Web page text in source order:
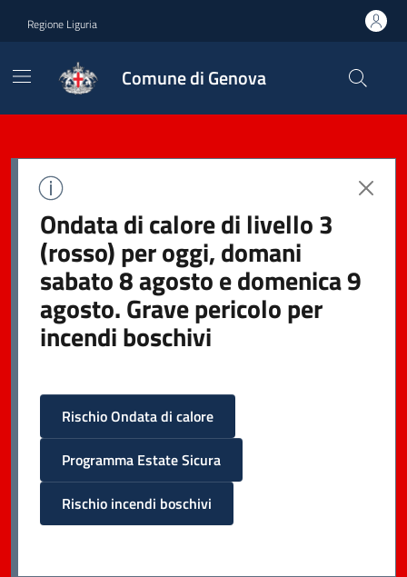
Regione Liguria
Comune di Genova
Ondata di calore di livello 3
(rosso) per oggi, domani
sabato 8 agosto e domenica 9
agosto. Grave pericolo per
incendi boschivi
Rischio Ondata di calore
Programma Estate Sicura
Rischio incendi boschivi